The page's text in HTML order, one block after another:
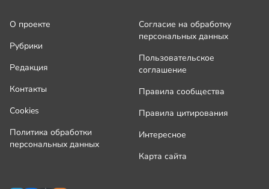
О проекте
Рубрики
Редакция
Контакты
Cookies
Политика обработки
персональных данных
Согласие на обработку
персональных данных
Пользовательское
соглашение
Правила сообщества
Правила цитирования
Интересное
Карта сайта